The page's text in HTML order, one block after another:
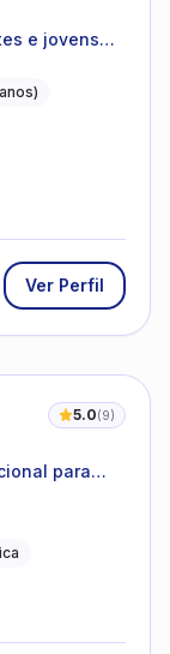
e jovens
Ver Perfil
5.0(9)
para